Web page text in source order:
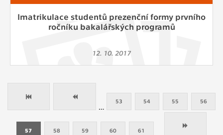
Imatrikulace studentů prezenční formy prvního
ročníku bakalářských programů
12. 10. 2017
…
53 54 55 56
57 58 59 60 61